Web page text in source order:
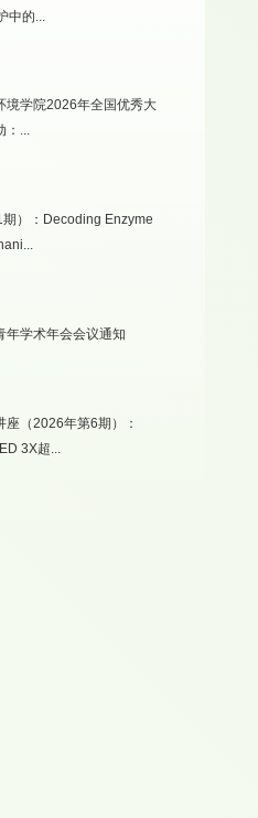
的...
境学院2026年全国优秀大
：...
）：Decoding Enzyme
年学术年会会议通知
座（2026年第6期）：
3X超...